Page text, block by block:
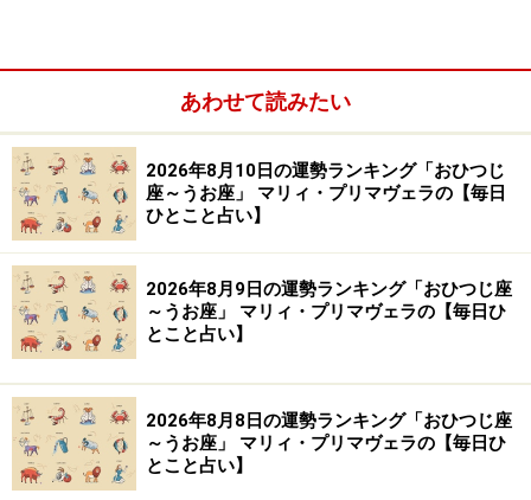
＞【今週の運勢】を占う
3位：ふたご座（5月21日～6月21日生ま
あわせて読みたい
2026年8月10日の運勢ランキング「おひつじ
座～うお座」 マリィ・プリマヴェラの【毎日
ひとこと占い】
2026年8月9日の運勢ランキング「おひつじ座
～うお座」 マリィ・プリマヴェラの【毎日ひ
とこと占い】
2026年8月8日の運勢ランキング「おひつじ座
～うお座」 マリィ・プリマヴェラの【毎日ひ
とこと占い】